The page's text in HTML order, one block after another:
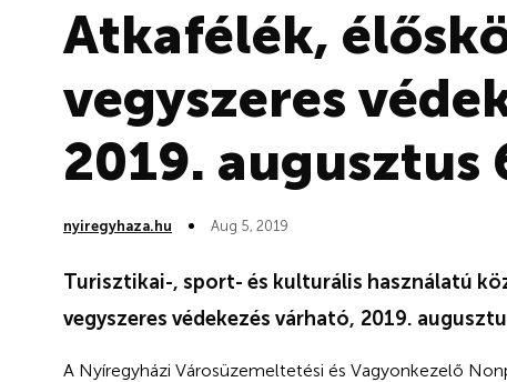
Atkafélék,
vegyszeres
2019.
nyiregyhaza.hu Aug 5, 2019
Turisztikai-, sport- és kulturális használatú
vegyszeres védekezés várható, 2019.
A Nyíregyházi Városüzemeltetési és Vagyonkezelő